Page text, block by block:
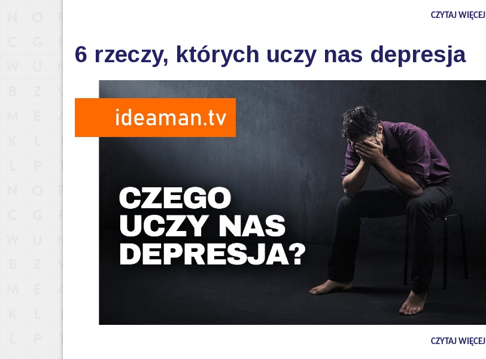
CZYTAJ WIĘCEJ
6 rzeczy, których uczy nas depresja
CZYTAJ WIĘCEJ